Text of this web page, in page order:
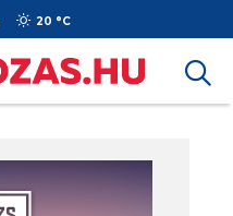
20 °C